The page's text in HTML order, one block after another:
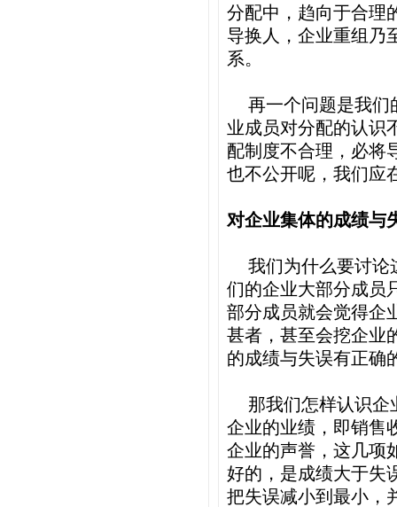
分配中，趋向于合理
导换人，企业重组乃
系。
再一个问题是我们
业成员对分配的认识
配制度不合理，必将
也不公开呢，我们应
对企业集体的成绩与
我们为什么要讨论
们的企业大部分成员
部分成员就会觉得企
甚者，甚至会挖企业
的成绩与失误有正确
那我们怎样认识
企业的业绩，即销售
企业的声誉，这几项
好的，是成绩大于失
把失误减小到最小，